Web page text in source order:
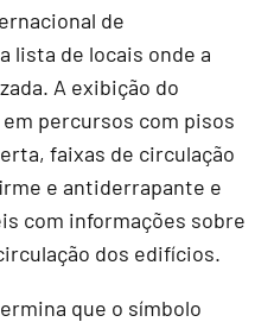
de
lista de locais onde a
A exibição do
percursos com pisos
faixas de circulação
e antiderrapante e
com informações sobre
dos edifícios.
que o símbolo